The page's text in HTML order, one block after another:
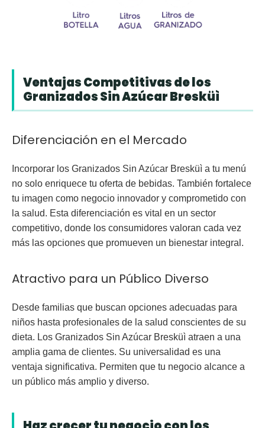
Ventajas Competitivas de los
Granizados Sin Azúcar Bresküì
Diferenciación en el Mercado
Incorporar los Granizados Sin Azúcar Bresküì a tu menú
no solo enriquece tu oferta de bebidas. También fortalece
tu imagen como negocio innovador y comprometido con
la salud. Esta diferenciación es vital en un sector
competitivo, donde los consumidores valoran cada vez
más las opciones que promueven un bienestar integral.
Atractivo para un Público Diverso
Desde familias que buscan opciones adecuadas para
niños hasta profesionales de la salud conscientes de su
dieta. Los Granizados Sin Azúcar Bresküì atraen a una
amplia gama de clientes. Su universalidad es una
ventaja significativa. Permiten que tu negocio alcance a
un público más amplio y diverso.